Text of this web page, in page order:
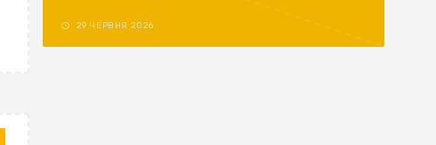
29 ЧЕРВНЯ 2026